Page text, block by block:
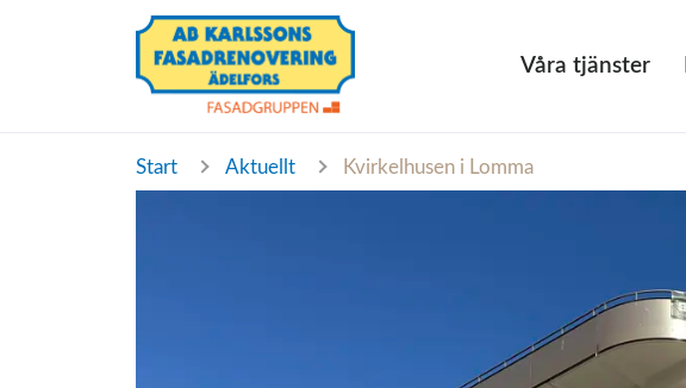
Våra tjänster
Start Aktuellt Kvirkelhusen i Lomma